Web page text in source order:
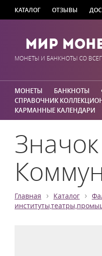
КАТАЛОГ ОТЗЫВЫ
Мир
МОНЕТЫ И БАНКНОТЫ СО
МОНЕТЫ БАНКНОТЫ
СПРАВОЧНИК
КАРМАННЫЕ КАЛЕНДАРИ
Главная › Каталог ›